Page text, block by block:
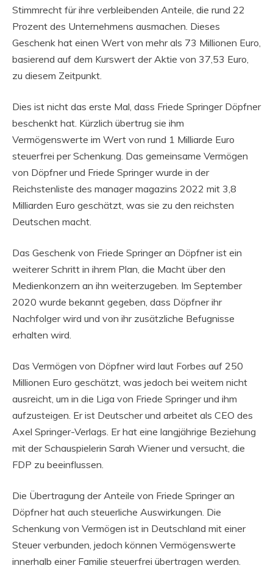
Stimmrecht für ihre verbleibenden Anteile, die rund 22
Prozent des Unternehmens ausmachen. Dieses
Geschenk hat einen Wert von mehr als 73 Millionen Euro,
basierend auf dem Kurswert der Aktie von 37,53 Euro,
zu diesem Zeitpunkt.
Dies ist nicht das erste Mal, dass Friede Springer Döpfner
beschenkt hat. Kürzlich übertrug sie ihm
Vermögenswerte im Wert von rund 1 Milliarde Euro
steuerfrei per Schenkung. Das gemeinsame Vermögen
von Döpfner und Friede Springer wurde in der
Reichstenliste des manager magazins 2022 mit 3,8
Milliarden Euro geschätzt, was sie zu den reichsten
Deutschen macht.
Das Geschenk von Friede Springer an Döpfner ist ein
weiterer Schritt in ihrem Plan, die Macht über den
Medienkonzern an ihn weiterzugeben. Im September
2020 wurde bekannt gegeben, dass Döpfner ihr
Nachfolger wird und von ihr zusätzliche Befugnisse
erhalten wird.
Das Vermögen von Döpfner wird laut Forbes auf 250
Millionen Euro geschätzt, was jedoch bei weitem nicht
ausreicht, um in die Liga von Friede Springer und ihm
aufzusteigen. Er ist Deutscher und arbeitet als CEO des
Axel Springer-Verlags. Er hat eine langjährige Beziehung
mit der Schauspielerin Sarah Wiener und versucht, die
FDP zu beeinflussen.
Die Übertragung der Anteile von Friede Springer an
Döpfner hat auch steuerliche Auswirkungen. Die
Schenkung von Vermögen ist in Deutschland mit einer
Steuer verbunden, jedoch können Vermögenswerte
innerhalb einer Familie steuerfrei übertragen werden.